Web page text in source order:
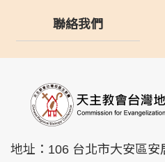
聯絡我們
地址： 106 台北市大安區安